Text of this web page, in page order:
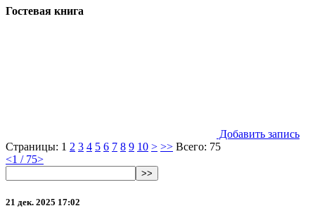
Гостевая книга
Добавить запись
Страницы: 1 2 3 4 5 6 7 8 9 10 > >> Всего: 75
<1 / 75>
>>
21 дек. 2025 17:02